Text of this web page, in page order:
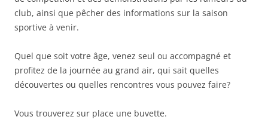
club, ainsi que pêcher des informations sur la saison
sportive à venir.
Quel que soit votre âge, venez seul ou accompagné et
profitez de la journée au grand air, qui sait quelles
découvertes ou quelles rencontres vous pouvez faire?
Vous trouverez sur place une buvette.